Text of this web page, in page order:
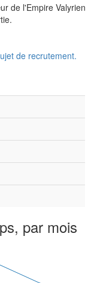
de l'Empire Valyrien
de recrutement.
par mois